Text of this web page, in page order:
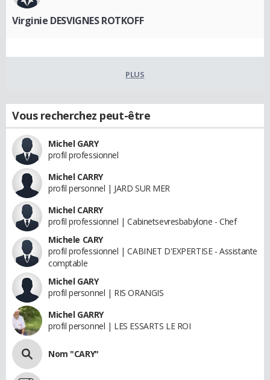
Virginie DESVIGNES ROTKOFF
PLUS
Vous recherchez peut-être
Michel GARY
profil professionnel
Michel CARRY
profil personnel | JARD SUR MER
Michel CARRY
profil professionnel | Cabinetsevresbabylone - Chef
Michele CARY
profil professionnel | CABINET D'EXPERTISE - Assistante
comptable
Michel GARY
profil personnel | RIS ORANGIS
Michel GARRY
profil personnel | LES ESSARTS LE ROI
Nom "CARY"